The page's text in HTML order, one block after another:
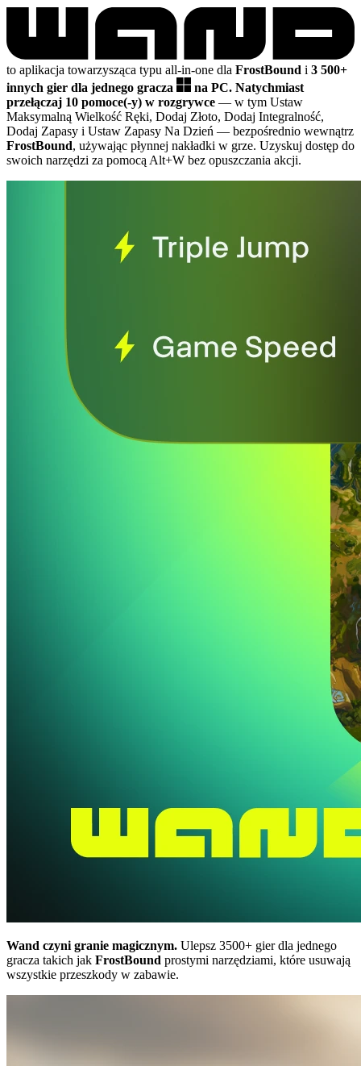
to aplikacja towarzysząca typu all-in-one dla FrostBound i 3 500+
innych gier dla jednego gracza
na PC. Natychmiast
przełączaj 10 pomoce(-y) w rozgrywce — w tym Ustaw
Maksymalną Wielkość Ręki, Dodaj Złoto, Dodaj Integralność,
Dodaj Zapasy i Ustaw Zapasy Na Dzień — bezpośrednio wewnątrz
FrostBound, używając płynnej nakładki w grze. Uzyskuj dostęp do
swoich narzędzi za pomocą Alt+W bez opuszczania akcji.
Wand czyni granie magicznym. Ulepsz 3500+ gier dla jednego
gracza takich jak FrostBound prostymi narzędziami, które usuwają
wszystkie przeszkody w zabawie.